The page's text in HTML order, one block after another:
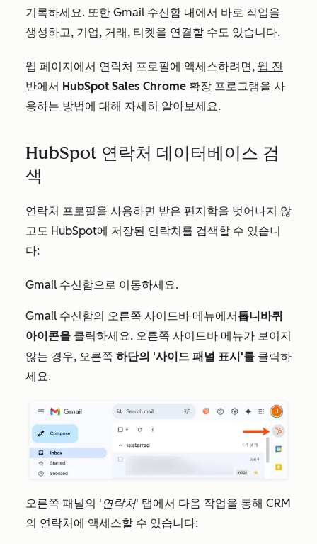
기록하세요. 또한 Gmail 수신함 내에서 바로 작업을
생성하고, 기업, 거래, 티켓을 연결할 수도 있습니다.
웹 페이지에서 연락처 프로필에 액세스하려면, 웹 전
반에서 HubSpot Sales Chrome 확장 프로그램을 사
용하는 방법에 대해 자세히 알아보세요.
HubSpot 연락처 데이터베이스 검
색
연락처 프로필을 사용하면 받은 편지함을 벗어나지 않
고도 HubSpot에 저장된 연락처를 검색할 수 있습니
다:
Gmail 수신함으로 이동하세요.
Gmail 수신함의 오른쪽 사이드바 메뉴에서톱니바퀴
아이콘을 클릭하세요. 오른쪽 사이드바 메뉴가 보이지
않는 경우, 오른쪽 하단의 '사이드 패널 표시'를 클릭하
세요.
오른쪽 패널의 '연락처' 탭에서 다음 작업을 통해 CRM
의 연락처에 액세스할 수 있습니다: